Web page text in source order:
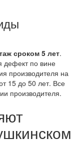
сроком 5 лет.
дефект по вине
производителя на
15 до 50 лет. Все
производителя.